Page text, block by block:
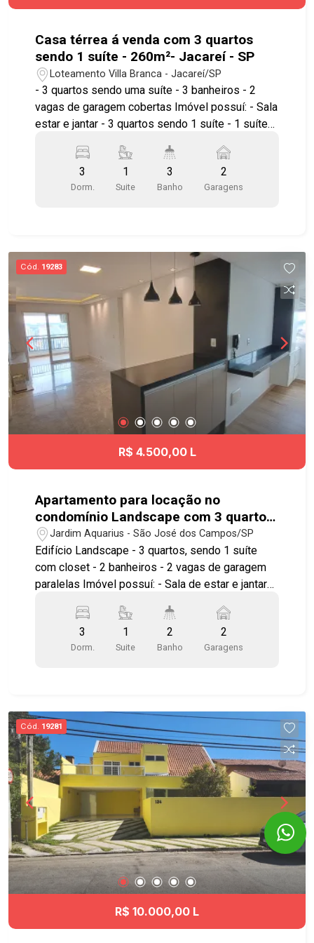
momento.
Casa térrea á venda com 3 quartos
sendo 1 suíte - 260m²- Jacareí - SP
Loteamento Villa Branca - Jacareí/SP
- 3 quartos sendo uma suíte - 3 banheiros - 2
vagas de garagem cobertas Imóvel possuí: - Sala
estar e jantar - 3 quartos sendo 1 suíte - 1 suíte
Lavanderia com teto retrátil - Área gourmet com
piscina - Banheiro social - 2 vagas Ótima
localização, próximo a comércios e serviços
#casavendaJacareí #casalocação
#casalocaçãoJacareí
3
Dorm.
1
Suite
3
Banho
2
Garagens
Cód. 19283
R$ 4.500,00 L
Apartamento para locação no
condomínio Landscape com 3 quartos
sendo 1 suíte - 76 m² - No bairro
Jardim Aquarius - SJC
Jardim Aquarius - São José dos Campos/SP
Edifício Landscape - 3 quartos, sendo 1 suíte
com closet - 2 banheiros - 2 vagas de garagem
paralelas Imóvel possuí: - Sala de estar e jantar
Varanda gourmet fechada com vidro articulável -
Cozinha com armários planejados, fogão e
depurador - Suíte com closet e armários
elevadores Condomínio clube com 2 torres com
excelente infraestrutura, portaria 24 horas,
sistema de segurança monitorado por câmeras, 3
elevadores por torre, sistema de acesso por tag
e 25 vagas internas para visitantes. Itens de
lazer: - Piscina com raia de 25 metros - Piscina
infantil - Academia equipada com excelentes
aparelhos - Quadra Poliesportiva - Playground -
Brinquedoteca - Salão de Jogos - Salão de
festas adulto e infantil - Duas lindas áreas
gourmet com churrasqueiras - Cascata e Jardins
Ótima localização no Jardim Aquarius, um dos
bairros mais valorizados de São José dos
3
Dorm.
1
Suite
2
Banho
2
Garagens
Cód. 19281
R$ 10.000,00 L